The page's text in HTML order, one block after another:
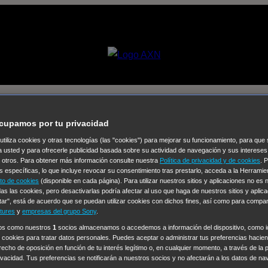
Selecciona un
Colección de Videos
Operación: Huracán House of Cards Despedida Salvaje
Cinco en familia Hudson & Rex Diez libras y un sueño Mr
y Lola High Country Los casos de Susan Ryeland: Moonflower
Libre de Culpa Morbius NCIS: Nueva Orleans Pandora En
Chicago Fire Monarch Circuito cerrado Alert: Unidad de
por tu privacidad
cookies y otras tecnologías (las "cookies") para mejorar su funcionamiento, para que
usted y para ofrecerle publicidad basada sobre su actividad de navegación y sus
otros. Para obtener más información consulte nuestra Política de privacidad y de cookies .
específicas, lo que incluye revocar su consentimiento tras prestarlo, acceda a la
de cookies (disponible en cada página). Para utilizar nuestros sitios y aplicaciones no es
las cookies, pero desactivarlas podría afectar al uso que haga de nuestros sitios y
está de acuerdo que se puedan utilizar cookies con dichos fines, así como para
y empresas del grupo Sony.
como nuestros 1 socios almacenamos o accedemos a información del dispositivo, como
para tratar datos personales. Puedes aceptar o administrar tus preferencias
de oposición en función de tu interés legítimo o, en cualquier momento, a través de la
Tus preferencias se notificarán a nuestros socios y no afectarán a los datos de